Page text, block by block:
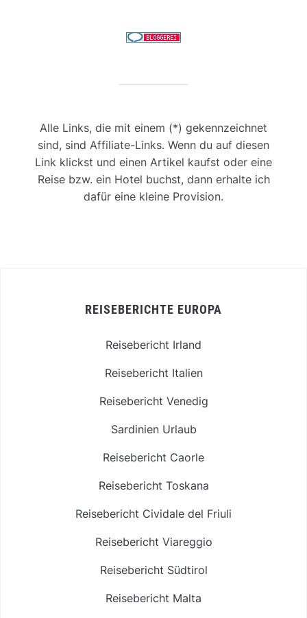
Alle Links, die mit einem (*) gekennzeichnet
sind, sind Affiliate-Links. Wenn du auf diesen
Link klickst und einen Artikel kaufst oder eine
Reise bzw. ein Hotel buchst, dann erhalte ich
dafür eine kleine Provision.
REISEBERICHTE EUROPA
Reisebericht Irland
Reisebericht Italien
Reisebericht Venedig
Sardinien Urlaub
Reisebericht Caorle
Reisebericht Toskana
Reisebericht Cividale del Friuli
Reisebericht Viareggio
Reisebericht Südtirol
Reisebericht Malta